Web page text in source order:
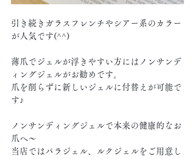
引き続きガラスフレンチやシアー系のカラー
が人気です(^^)
薄爪でジェルが浮きやすい方にはノンサンデ
ィングジェルがお勧めです。
爪を削らずに新しいジェルに付替えが可能で
す♪
ノンサンディングジェルで本来の健康的なお
爪へ〜
当店ではパラジェル、ルクジェルをご用意し